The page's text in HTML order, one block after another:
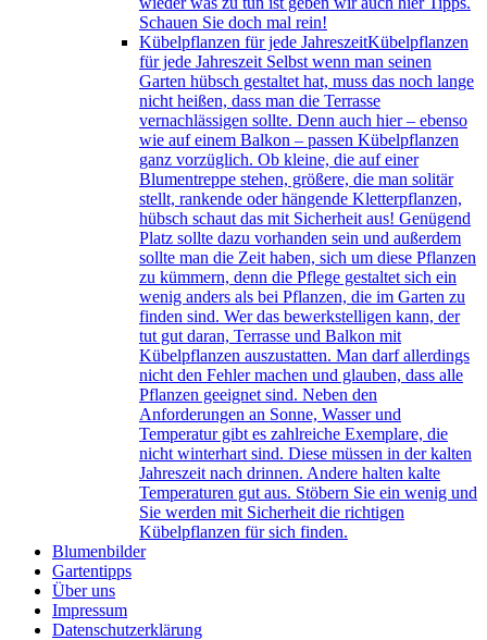
Schauen Sie doch mal rein!
Kübelpflanzen für jede JahreszeitKübelpflanzen
für jede Jahreszeit Selbst wenn man seinen
Garten hübsch gestaltet hat, muss das noch lange
nicht heißen, dass man die Terrasse
vernachlässigen sollte. Denn auch hier – ebenso
wie auf einem Balkon – passen Kübelpflanzen
ganz vorzüglich. Ob kleine, die auf einer
Blumentreppe stehen, größere, die man solitär
stellt, rankende oder hängende Kletterpflanzen,
hübsch schaut das mit Sicherheit aus! Genügend
Platz sollte dazu vorhanden sein und außerdem
sollte man die Zeit haben, sich um diese Pflanzen
zu kümmern, denn die Pflege gestaltet sich ein
wenig anders als bei Pflanzen, die im Garten zu
finden sind. Wer das bewerkstelligen kann, der
tut gut daran, Terrasse und Balkon mit
Kübelpflanzen auszustatten. Man darf allerdings
nicht den Fehler machen und glauben, dass alle
Pflanzen geeignet sind. Neben den
Anforderungen an Sonne, Wasser und
Temperatur gibt es zahlreiche Exemplare, die
nicht winterhart sind. Diese müssen in der kalten
Jahreszeit nach drinnen. Andere halten kalte
Temperaturen gut aus. Stöbern Sie ein wenig und
Sie werden mit Sicherheit die richtigen
Kübelpflanzen für sich finden.
Blumenbilder
Gartentipps
Über uns
Impressum
Datenschutzerklärung